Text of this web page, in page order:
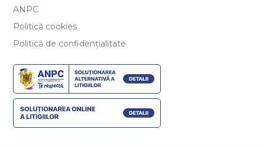
ANPC
Politică cookies
Politică de confidențialitate